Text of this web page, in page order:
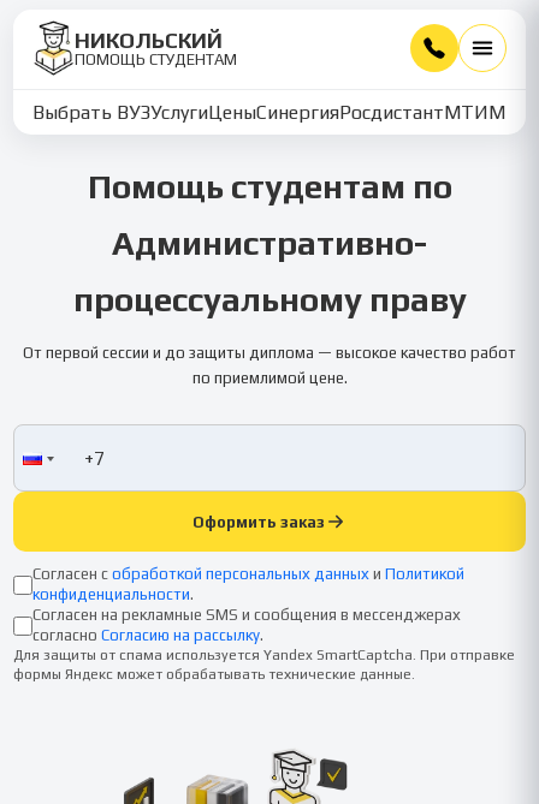
НИКОЛЬСКИЙ
ПОМОЩЬ СТУДЕНТАМ
Выбрать ВУЗУслугиЦеныСинергияРосдистантМТИММУ
Помощь студентам по
Административно-
процессуальному праву
От первой сессии и до защиты диплома — высокое качество работ
по приемлимой цене.
Оформить заказ
Согласен с обработкой персональных данных и Политикой
конфиденциальности.
Согласен на рекламные SMS и сообщения в мессенджерах
согласно Согласию на рассылку.
Для защиты от спама используется Yandex SmartCaptcha. При отправке
формы Яндекс может обрабатывать технические данные.